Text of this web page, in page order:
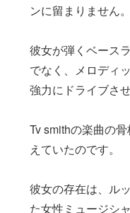
ンに留まりません。
彼女が弾くベース
でなく、メロディ
強力にドライブさ
Tv smithの楽曲の
えていたのです。
彼女の存在は、ル
た女性ミュージシ